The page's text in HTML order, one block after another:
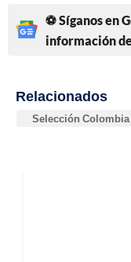
⚽ Síganos en
información
Relacionados
Selección